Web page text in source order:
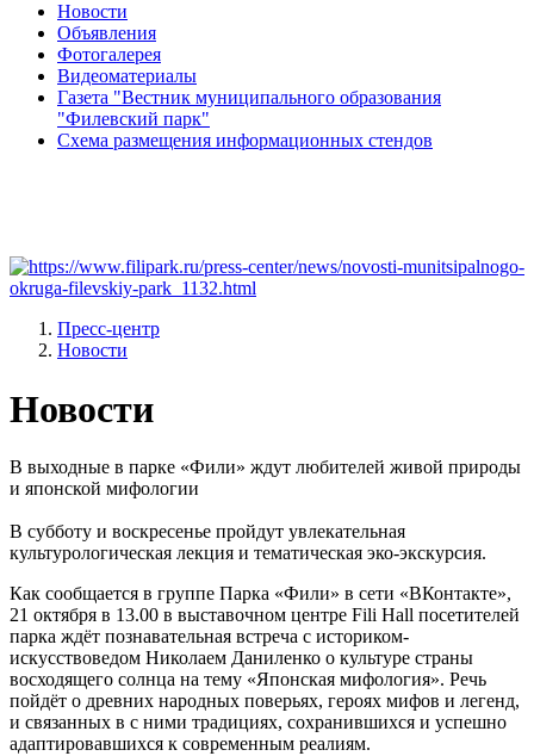
Новости
Объявления
Фотогалерея
Видеоматериалы
Газета "Вестник муниципального образования
"Филевский парк"
Схема размещения информационных стендов
Пресс-центр
Новости
Новости
В выходные в парке «Фили» ждут любителей живой природы
и японской мифологии
В субботу и воскресенье пройдут увлекательная
культурологическая лекция и тематическая эко-экскурсия.
Как сообщается в группе Парка «Фили» в сети «ВКонтакте»,
21 октября в 13.00 в выставочном центре Fili Hall посетителей
парка ждёт познавательная встреча с историком-
искусствоведом Николаем Даниленко о культуре страны
восходящего солнца на тему «Японская мифология». Речь
пойдёт о древних народных поверьях, героях мифов и легенд,
и связанных в с ними традициях, сохранившихся и успешно
адаптировавшихся к современным реалиям.